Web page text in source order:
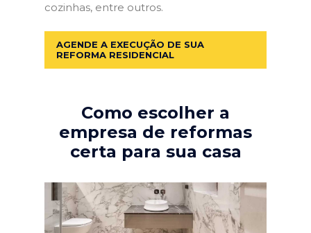
cozinhas, entre outros.
AGENDE A EXECUÇÃO DE SUA
REFORMA RESIDENCIAL
Como escolher a
empresa de reformas
certa para sua casa